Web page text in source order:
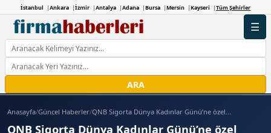
İstanbul Ankara İzmir Antalya Adana Bursa Mersin Kayseri Tüm Şehirler
ARA
☰
Anasayfa/Güncel Haberler/QNB Sigorta Dünya Kadınlar Günü’ne özel...
QNB Sigorta Dünya Kadınlar Günü’ne özel